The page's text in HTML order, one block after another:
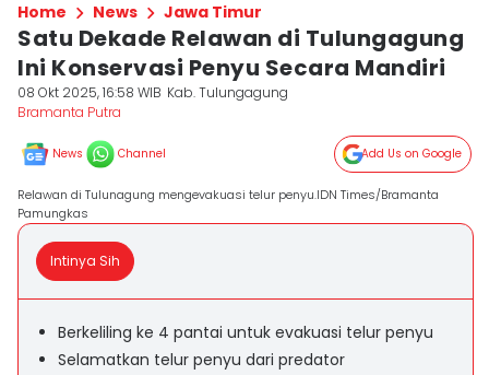
Home News Jawa Timur
Satu Dekade Relawan di Tulungagung
Ini Konservasi Penyu Secara Mandiri
08 Okt 2025, 16:58 WIB Kab. Tulungagung
Bramanta Putra
News Channel Add Us on Google
Relawan di Tulunagung mengevakuasi telur penyu.IDN Times/Bramanta
Pamungkas
Intinya Sih
Berkeliling ke 4 pantai untuk evakuasi telur penyu
Selamatkan telur penyu dari predator